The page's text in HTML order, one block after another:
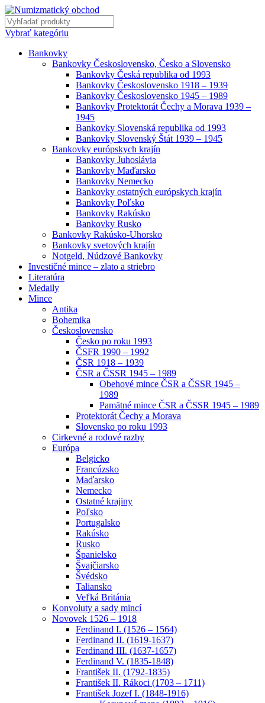
Vybrať kategóriu
Bankovky
Bankovky Československo, Česko a Slovensko
Bankovky Česká republika od 1993
Bankovky Československo 1918 – 1939
Bankovky Československo 1945 – 1989
Bankovky Protektorát Čechy a Morava 1939 –
1945
Bankovky Slovenská republika od 1993
Bankovky Slovenský Štát 1939 – 1945
Bankovky európskych krajín
Bankovky Juhoslávia
Bankovky Maďarsko
Bankovky Nemecko
Bankovky ostatných európskych krajín
Bankovky Poľsko
Bankovky Rakúsko
Bankovky Rusko
Bankovky Rakúsko-Uhorsko
Bankovky svetových krajín
Notgeld, Núdzové Bankovky
Investičné mince – zlato a striebro
Literatúra
Medaily
Mince
Antika
Bohemika
Československo
Česko po roku 1993
ČSFR 1990 – 1992
ČSR 1918 – 1939
ČSR a ČSSR 1945 – 1989
Obehové mince ČSR a ČSSR 1945 –
1989
Pamätné mince ČSR a ČSSR 1945 – 1989
Protektorát Čechy a Morava
Slovensko po roku 1993
Cirkevné a rodové razby
Európa
Belgicko
Francúzsko
Maďarsko
Nemecko
Ostatné krajiny
Poľsko
Portugalsko
Rakúsko
Rusko
Španielsko
Švajčiarsko
Švédsko
Taliansko
Veľká Británia
Konvoluty a sady mincí
Novovek 1526 – 1918
Ferdinand I. (1526 – 1564)
Ferdinand II. (1619-1637)
Ferdinand III. (1637-1657)
Ferdinand V. (1835-1848)
František II. (1792-1835)
František II. Rákoci (1703 – 1711)
František Jozef I. (1848-1916)